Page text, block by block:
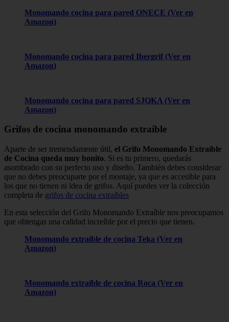
Monomando cocina para pared ONECE (Ver en
Amazon)
Monomando cocina para pared Ibergrif (Ver en
Amazon)
Monomando cocina para pared SJQKA (Ver en
Amazon)
Grifos de cocina monomando extraíble
Aparte de ser tremendamente útil, el Grifo Monomando Extraíble
de Cocina queda muy bonito. Si es tu primero, quedarás
asombrado con su perfecto uso y diseño. También debes considerar
que no debes preocuparte por el montaje, ya que es accesible para
los que no tienen ni idea de grifos. Aquí puedes ver la colección
completa de grifos de cocina extraíbles
En esta selección del Grifo Monomando Extraíble nos preocupamos
que obtengas una calidad increíble por el precio que tienen.
Monomando extraíble de cocina Teka (Ver en
Amazon)
Monomando extraíble de cocina Roca (Ver en
Amazon)